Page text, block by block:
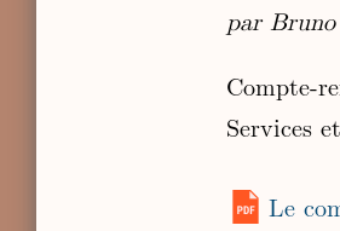
par
Compte-
Services
Le